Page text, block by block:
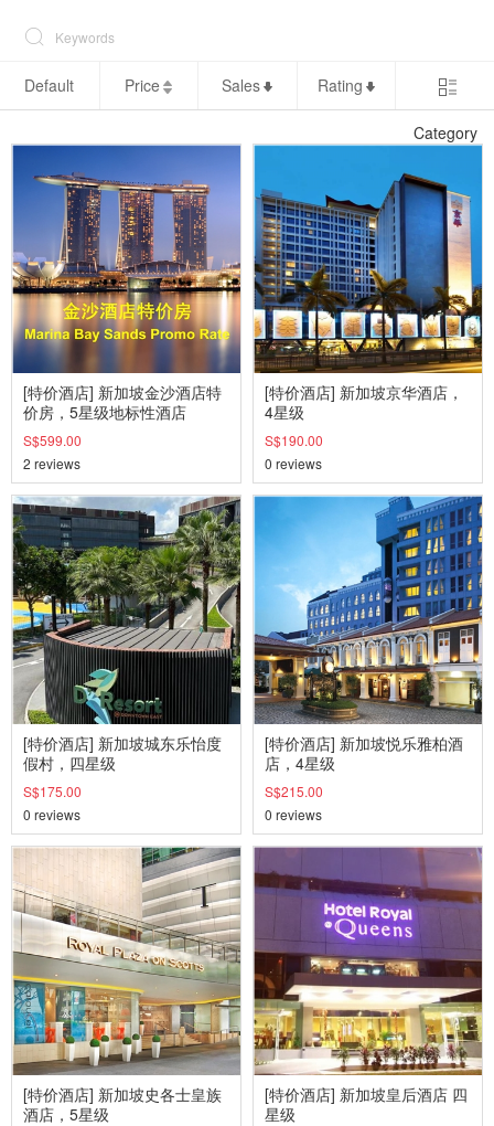
Default Price Sales Rating
Category
[特价酒店] 新加坡金沙酒店特
价房，5星级地标性酒店
S$599.00
2 reviews
[特价酒店] 新加坡京华酒店，
4星级
S$190.00
0 reviews
[特价酒店] 新加坡城东乐怡度
假村，四星级
S$175.00
0 reviews
[特价酒店] 新加坡悦乐雅柏酒
店，4星级
S$215.00
0 reviews
[特价酒店] 新加坡史各士皇族
酒店，5星级
[特价酒店] 新加坡皇后酒店 四
星级